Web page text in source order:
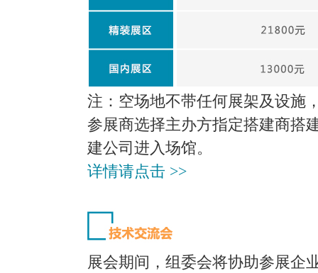
注：空场地不带任何展架及设施
参展商选择主办方指定搭建商搭
建公司进入场馆。
详情请点击 >>
展会期间，组委会将协助参展企